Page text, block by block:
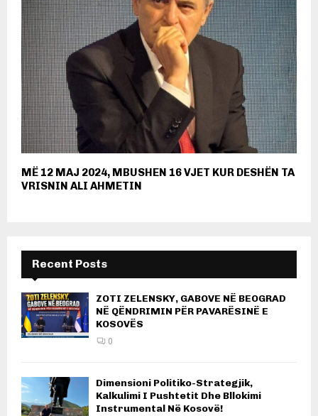
MË 12 MAJ 2024, MBUSHEN 16 VJET KUR DESHËN TA
VRISNIN ALI AHMETIN
Recent Posts
ZOTI ZELENSKY, GABOVE NË BEOGRAD
NË QËNDRIMIN PËR PAVARËSINË E
KOSOVËS
0
Dimensioni Politiko-Strategjik,
Kalkulimi I Pushtetit Dhe Bllokimi
Instrumental Në Kosovë!